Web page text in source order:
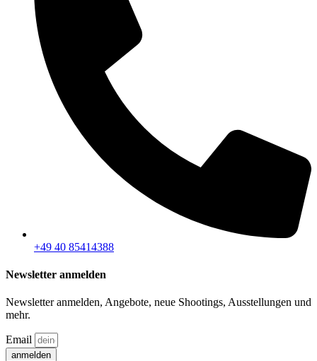
+49 40 85414388
Newsletter anmelden
Newsletter anmelden, Angebote, neue Shootings, Ausstellungen und
mehr.
Email
anmelden